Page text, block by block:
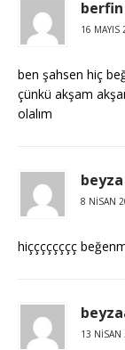
berfin
16 MAYIS
ben şahsen hiç
çünkü akşam
olalım
beyza
8 NISAN
hiçççççççç
13 NISAN